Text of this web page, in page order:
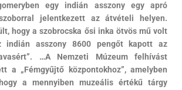
egy indián asszony egy apró
jelentkezett az átvételi helyen.
hogy a szobrocska ősi inka ötvös mű volt
indián asszony 8600 pengőt kapott az
…A Nemzeti Múzeum felhívást
a „Fémgyűjtő központokhoz”, amelyben
a mennyiben muzeális értékű tárgy